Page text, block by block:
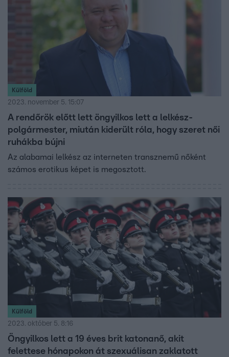
Külföld
2023. november 5. 15:07
A rendőrök előtt lett öngyilkos lett a lelkész-
polgármester, miután kiderült róla, hogy szeret női
ruhákba bújni
Az alabamai lelkész az interneten transznemű nőként
számos erotikus képet is megosztott.
Külföld
2023. október 5. 8:16
Öngyilkos lett a 19 éves brit katonanő, akit
felettese hónapokon át szexuálisan zaklatott